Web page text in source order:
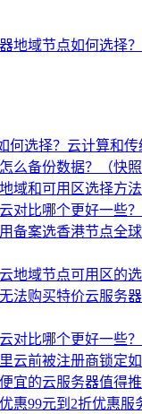
地域节点如何选择
何选择？云计算和传
么备份数据？（快
域和可用区选择方
对比哪个更好一些
备案选香港节点全
地域节点可用区的
法购买特价云服务
对比哪个更好一些
云前被注册商锁定如
宜的云服务器值得推
惠99元到2折优惠服